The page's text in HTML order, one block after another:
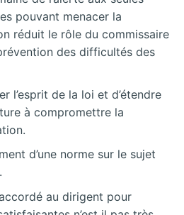
pouvant menacer la
réduit le rôle du commissaire
des difficultés des
l’esprit de la loi et d’étendre
à compromettre la
d’une norme sur le sujet
au dirigent pour